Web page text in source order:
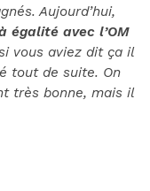
Aujourd’hui,
égalité avec l’OM
vous aviez dit ça il
tout de suite. On
très bonne, mais il